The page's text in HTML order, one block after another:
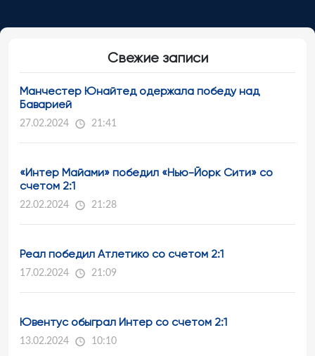
Свежие записи
Манчестер Юнайтед одержала победу над
Баварией
27.02.2024 21:41
«Интер Майами» победил «Нью-Йорк Сити» со
счетом 2:1
22.02.2024 21:28
Реал победил Атлетико со счетом 2:1
17.02.2024 21:09
Ювентус обыграл Интер со счетом 2:1
13.02.2024 10:10